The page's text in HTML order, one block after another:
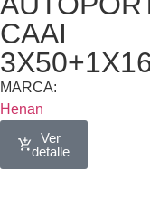
CAAI
MARCA:
Henan
Ver
detalle